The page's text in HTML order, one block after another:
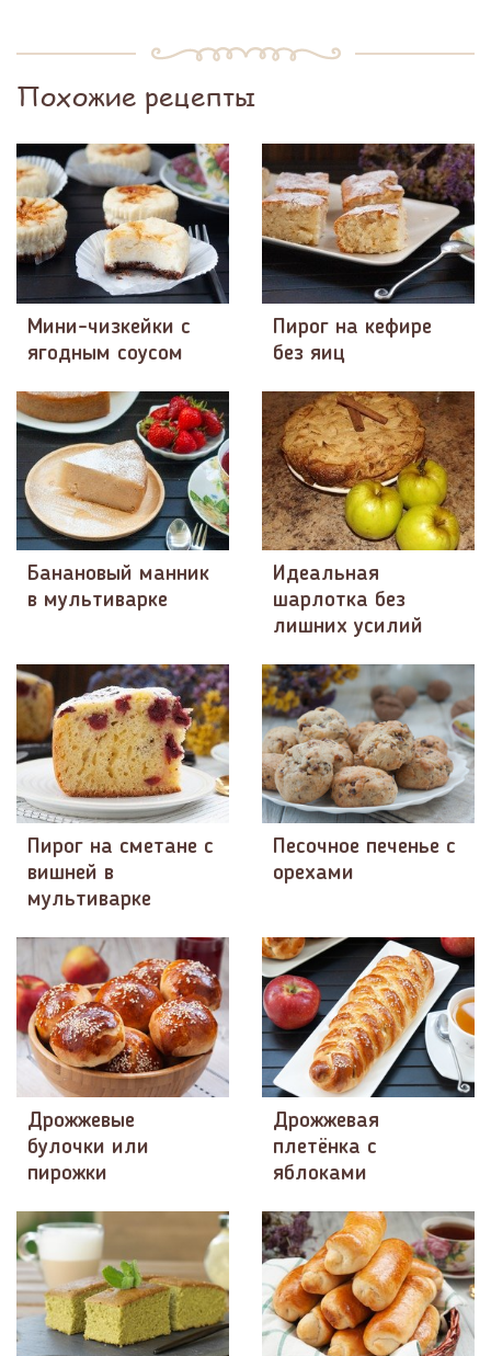
Похожие рецепты
Мини-чизкейки с
ягодным соусом
Пирог на кефире
без яиц
Банановый манник
в мультиварке
Идеальная
шарлотка без
лишних усилий
Пирог на сметане с
вишней в
мультиварке
Песочное печенье с
орехами
Дрожжевые
булочки или
пирожки
Дрожжевая
плетёнка с
яблоками